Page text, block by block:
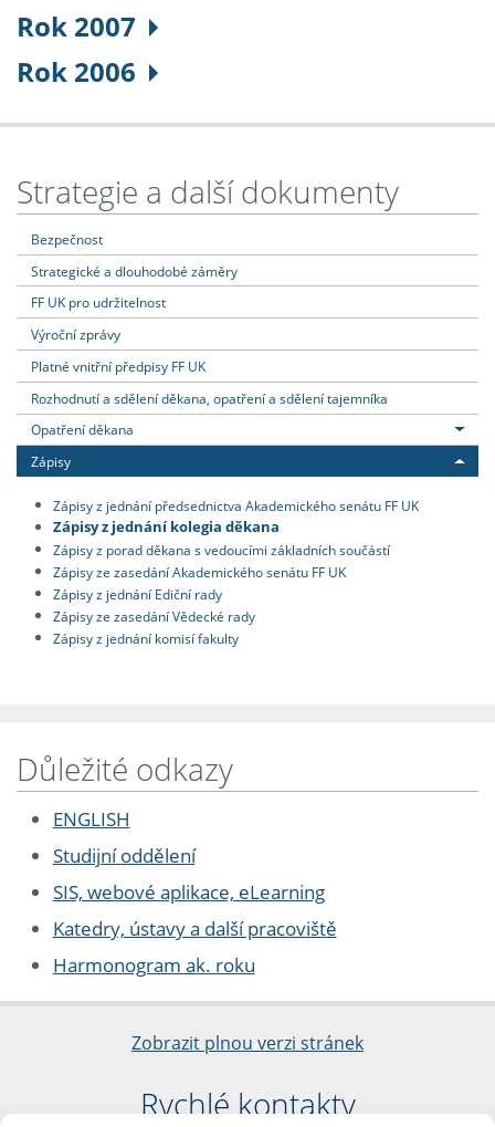
Rok 2007
Rok 2006
Strategie a další dokumenty
Bezpečnost
Strategické a dlouhodobé záměry
FF UK pro udržitelnost
Výroční zprávy
Platné vnitřní předpisy FF UK
Rozhodnutí a sdělení děkana, opatření a sdělení tajemníka
Opatření děkana
Zápisy
Zápisy z jednání předsednictva Akademického senátu FF UK
Zápisy z jednání kolegia děkana
Zápisy z porad děkana s vedoucími základních součástí
Zápisy ze zasedání Akademického senátu FF UK
Zápisy z jednání Ediční rady
Zápisy ze zasedání Vědecké rady
Zápisy z jednání komisí fakulty
Důležité odkazy
ENGLISH
Studijní oddělení
SIS, webové aplikace, eLearning
Katedry, ústavy a další pracoviště
Harmonogram ak. roku
Zobrazit plnou verzi stránek
Rychlé kontakty